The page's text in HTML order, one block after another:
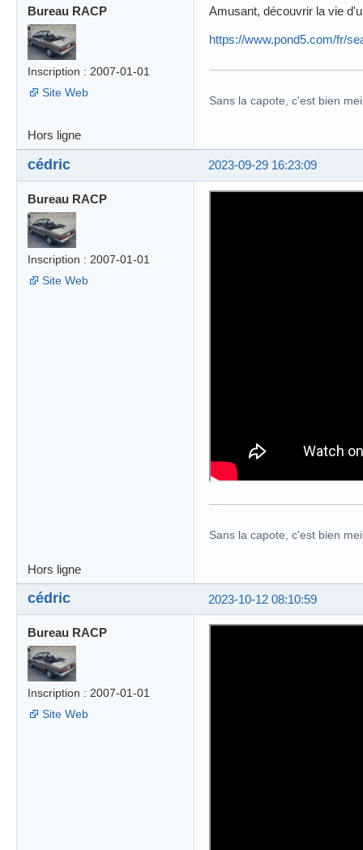
Bureau RACP
Inscription : 2007-01-01
Site Web
Amusant, découvrir la vie
https://www.pond5.com/fr/
Sans la capote, c'est bien
Hors ligne
2023-09-29 16:23:09
cédric
Bureau RACP
Inscription : 2007-01-01
Site Web
Sans la capote, c'est bien
Hors ligne
2023-10-12 08:10:59
cédric
Bureau RACP
Inscription : 2007-01-01
Site Web